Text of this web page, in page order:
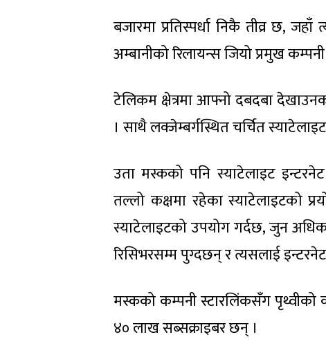
बजारमा प्रतिस्पर्धा निकै तीव्र छ,
अम्बानीको रिलायन्स जियो प्रमुख कम्पनी
टेलिकम क्षेत्रमा आफ्नो दबदबा
। साथै लक्जेम्बर्गस्थित चर्चित
उता मस्कको पनि स्याटेलाइट
तल्लो कक्षमा रहेका स्याटेलाइटको
स्याटेलाइटको उपयोग गर्दछ, जुन
रिसिभरसम्म पुग्दछन् र त्यसलाई
मस्कको कम्पनी स्टारलिंकसँग पृथ्वीको
४० लाख सब्सक्राइबर छन् ।